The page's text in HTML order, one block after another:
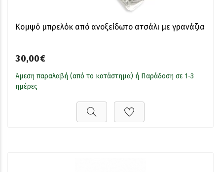
Κομψό μπρελόκ από ανοξείδωτο ατσάλι με γρανάζια
30,00€
Άμεση παραλαβή (από το κατάστημα) ή Παράδοση σε 1-3
ημέρες